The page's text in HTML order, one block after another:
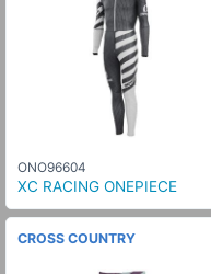
ONO96604
XC RACING ONEPIECE
CROSS COUNTRY